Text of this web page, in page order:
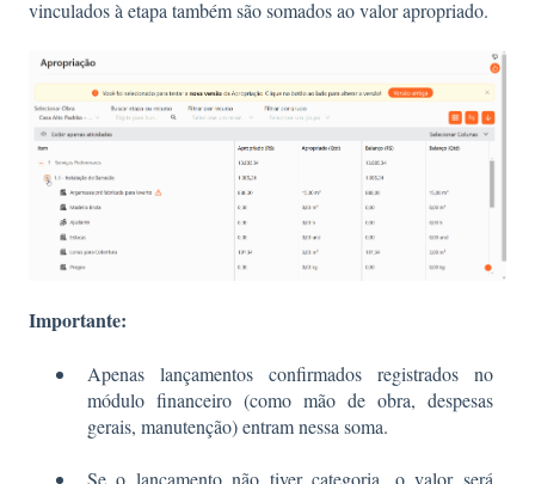
vinculados à etapa também são somados ao valor apropriado.
Importante:
Apenas lançamentos confirmados registrados no
módulo financeiro (como mão de obra, despesas
gerais, manutenção) entram nessa soma.
Se o lançamento não tiver categoria, o valor será